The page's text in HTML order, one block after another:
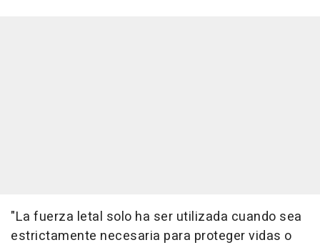
"La fuerza letal solo ha ser utilizada cuando sea
estrictamente necesaria para proteger vidas o